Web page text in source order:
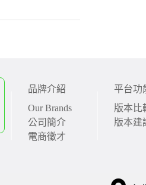
品牌介紹
Our Brands
公司簡介
電商徵才
平台功
版本比
版本建